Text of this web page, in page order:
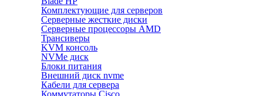
Комплектующие для серверов
Серверные жесткие диски
Серверные процессоры AMD
Трансиверы
KVM консоль
NVMe диск
Блоки питания
Внешний диск nvme
Кабели для сервера
Коммутаторы Cisco